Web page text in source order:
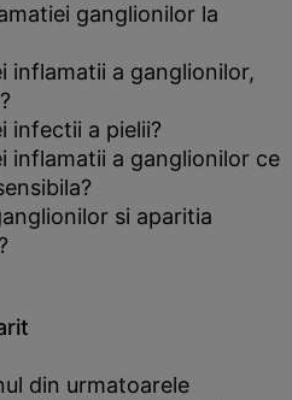
ganglionilor la
inflamatii a ganglionilor,
infectii a pielii?
inflamatii a ganglionilor ce
si aparitia
din urmatoarele